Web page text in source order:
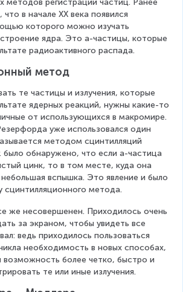
в начале ХХ века появился
которого можно изучать
ядра. Это a-частицы, которые
радиоактивного распада.
метод
те частицы и излучения, которые
ядерных реакций, нужны какие-то
от использующихся в макромире.
уже использовался один
методом сцинтилляций
было обнаружено, что если a-частица
цинк, то в том месте, куда она
вспышка. Это явление и было
сцинтилляционного метода.
же несовершенен. Приходилось очень
за экраном, чтобы увидеть все
ведь приходилось пользоваться
необходимость в новых способах,
возможность более четко, быстро и
те или иные излучения.